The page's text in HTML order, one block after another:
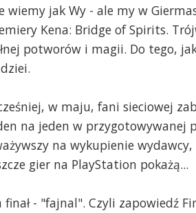
wiemy jak Wy - ale my w
Kena: Bridge of Spirits.
potworów i magii. Do tego,
w maju, fani sieciowej
na jeden w przygotowywanej
na wykupienie
gier na PlayStation pokażą...
finał - "fajnal". Czyli zapowiedź